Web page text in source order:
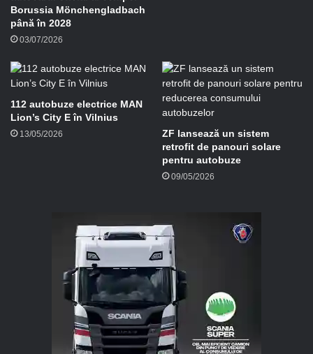
Borussia Mönchengladbach
până în 2028
03/07/2026
112 autobuze electrice MAN
Lion’s City E în Vilnius
13/05/2026
ZF lansează un sistem
retrofit de panouri solare
pentru autobuze
09/05/2026